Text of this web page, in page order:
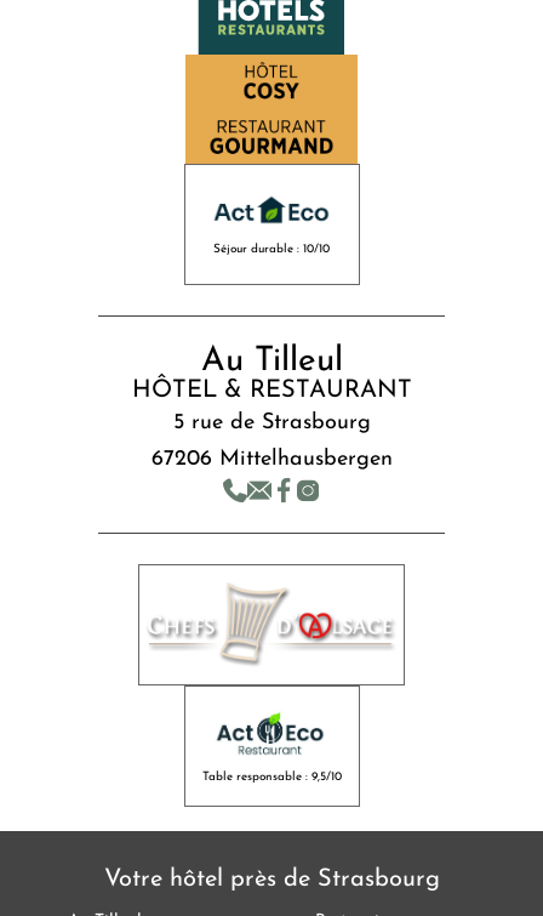
Séjour durable : 10/10
Au Tilleul
HÔTEL & RESTAURANT
5 rue de Strasbourg
67206 Mittelhausbergen
Table responsable : 9,5/10
Votre hôtel près de Strasbourg